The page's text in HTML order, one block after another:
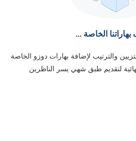
الخاصة ...
والترتيب لإضافة بهارات دوزو الخاصة
لتقديم طبق شهي يسر الناظرين